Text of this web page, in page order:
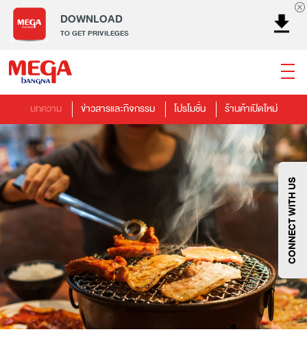
DOWNLOAD
TO GET PRIVILEGES
ธนาคาร ร้านอาหาร เอ็นเตอร์เทนเม้นท์
แฟชั่น
เครื่องประดับ
การตกแต่งบ้าน แม่และเด็ก
ไลฟ์สไตล์
บริการ
เมกา สมาร์ท คิดส์ กีฬา
ซูเปอร์มาร์เก็ต
แกดเจ็ตและเทคโนโลยี
สุขภาพและความงาม
แฟชั่น@Megabangna
CONNECT WITH US
บทความ ข่าวสารและกิจกรรม โปรโมชั่น ร้านค้าเปิดใหม่